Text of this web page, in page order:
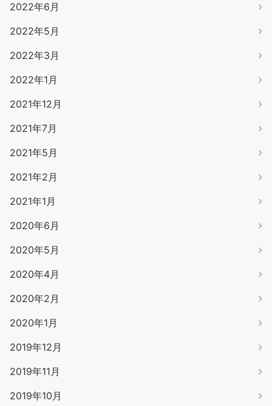
2022年6月
2022年5月
2022年3月
2022年1月
2021年12月
2021年7月
2021年5月
2021年2月
2021年1月
2020年6月
2020年5月
2020年4月
2020年2月
2020年1月
2019年12月
2019年11月
2019年10月